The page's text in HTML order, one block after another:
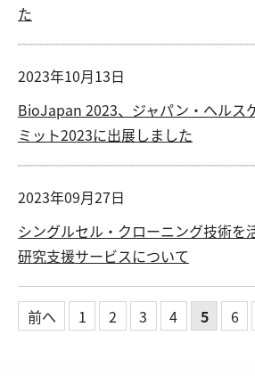
た
2023年10月13日
BioJapan 2023、ジャパン・ヘルス
ミット2023に出展しました
2023年09月27日
シングルセル・クローニング技術を
研究支援サービスについて
前へ 1 2 3 4 5 6